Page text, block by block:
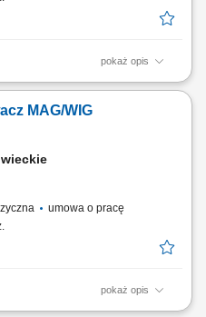
pokaż opis
odpływów; Instalacja grzejników i
MAG/WIG
umowa o pracę
pokaż opis
maszyn i urządzeń